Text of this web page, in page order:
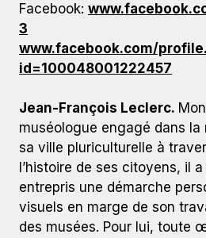
Facebook:
3
www.facebook.com/
id=100048001222457
Jean-François Leclerc.
muséologue engagé dans la
sa ville pluriculturelle à
l’histoire de ses citoyens, il
entrepris une démarche
visuels en marge de son
des musées. Pour lui, toute